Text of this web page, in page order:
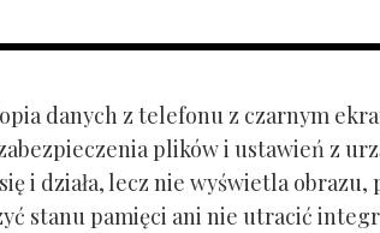
danych z telefonu z czarnym
plików i ustawień z
i działa, lecz nie wyświetla obrazu,
stanu pamięci ani nie utracić